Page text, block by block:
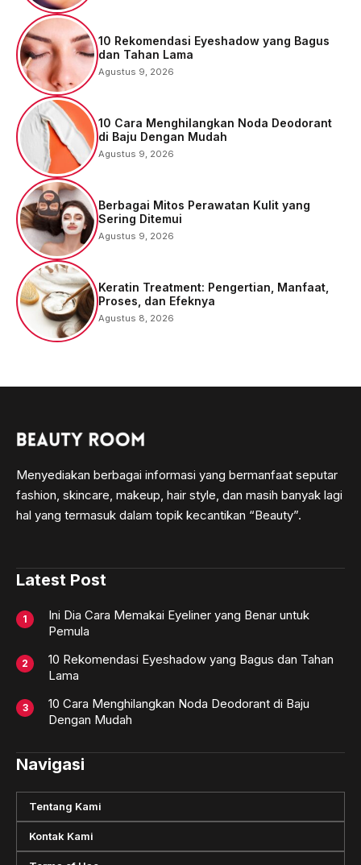
10 Rekomendasi Eyeshadow yang Bagus
dan Tahan Lama
Agustus 9, 2026
10 Cara Menghilangkan Noda Deodorant
di Baju Dengan Mudah
Agustus 9, 2026
Berbagai Mitos Perawatan Kulit yang
Sering Ditemui
Agustus 9, 2026
Keratin Treatment: Pengertian, Manfaat,
Proses, dan Efeknya
Agustus 8, 2026
Menyediakan berbagai informasi yang bermanfaat seputar
fashion, skincare, makeup, hair style, dan masih banyak lagi
hal yang termasuk dalam topik kecantikan “Beauty”.
Latest Post
Ini Dia Cara Memakai Eyeliner yang Benar untuk
Pemula
10 Rekomendasi Eyeshadow yang Bagus dan Tahan
Lama
10 Cara Menghilangkan Noda Deodorant di Baju
Dengan Mudah
Navigasi
Tentang Kami
Kontak Kami